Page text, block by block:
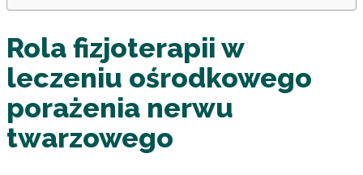
Rola fizjoterapii w
leczeniu ośrodkowego
porażenia nerwu
twarzowego